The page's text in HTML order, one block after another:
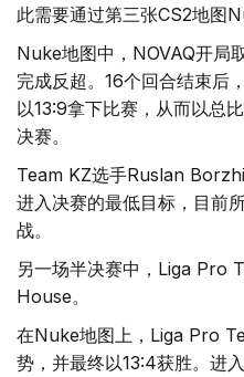
此需要通过第三张CS2地图
Nuke地图中，NOVAQ开局
完成反超。16个回合结束后
以13:9拿下比赛，从而以总
决赛。
Team KZ选手Ruslan
进入决赛的最低目标，目前
战。
另一场半决赛中，Liga Pro
House。
在Nuke地图上，Liga Pro
势，并最终以13:4获胜。进